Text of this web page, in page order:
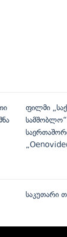
ფილმი
საკუთარი